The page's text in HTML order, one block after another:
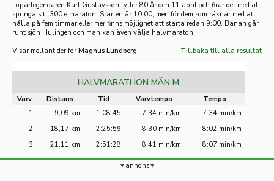
Löparlegendaren Kurt Gustavsson fyller 80 år den 11 april och firar det med att
springa sitt 300:e maraton! Starten är 10:00, men för dem som räknar med att
hålla på fem timmar eller mer finns möjlighet att starta redan 9:00. Banan går
runt sjön Hulingen och man kan även välja halvmaraton.
Visar mellantider för Magnus Lundberg Tillbaka till alla resultat
HALVMARATHON MÄN M
Varv Distans Tid Varvtempo
Tempo
1
9,09 km 1:08:45 7:34 min/km
7:34 min/km
2
18,17 km 2:25:59 8:30 min/km
8:02 min/km
3
21,11 km 2:51:28 8:41 min/km 8:07 min/km
annons